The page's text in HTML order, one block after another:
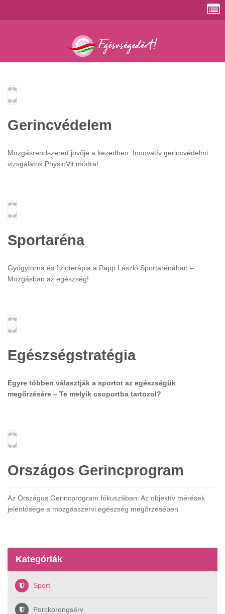
Gerincvédelem
Mozgásrendszered jövője a kezedben: Innovatív gerincvédelmi
vizsgálatok PhysioVit módra!
Sportaréna
Gyógytorna és fizioterápia a Papp László Sportarénában –
Mozgásban az egészség!
Egészségstratégia
Egyre többen választják a sportot az egészségük
megőrzésére – Te melyik csoportba tartozol?
Országos Gerincprogram
Az Országos Gerincprogram fókuszában: Az objektív mérések
jelentősége a mozgásszervi egészség megőrzésében
Kategóriák
Sport
Porckorongsérv